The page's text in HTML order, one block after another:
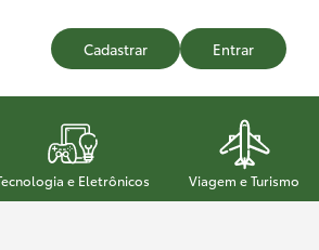
Cadastrar Entrar
e Eletrônicos Viagem e Turismo